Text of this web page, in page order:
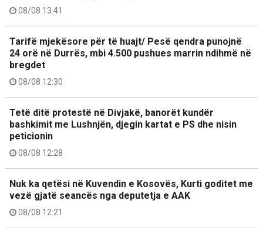
08/08 13:41
Tarifë mjekësore për të huajt/ Pesë qendra punojnë
24 orë në Durrës, mbi 4.500 pushues marrin ndihmë në
bregdet
08/08 12:30
Tetë ditë protestë në Divjakë, banorët kundër
bashkimit me Lushnjën, djegin kartat e PS dhe nisin
peticionin
08/08 12:28
Nuk ka qetësi në Kuvendin e Kosovës, Kurti goditet me
vezë gjatë seancës nga deputetja e AAK
08/08 12:21